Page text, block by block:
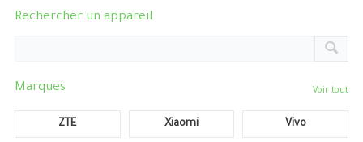
Rechercher un appareil
Marques Voir tout
ZTE Xiaomi Vivo